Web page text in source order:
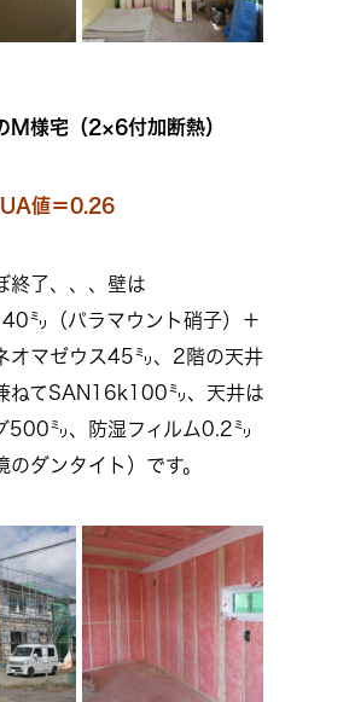
M様宅（2×6付加断熱）
値＝0.26
終了、、、壁は
㍉（パラマウント硝子）＋
オマゼウス45㍉、2階の天井
ねてSAN16k100㍉、天井は
500㍉、防湿フィルム0.2㍉
のダンタイト）です。